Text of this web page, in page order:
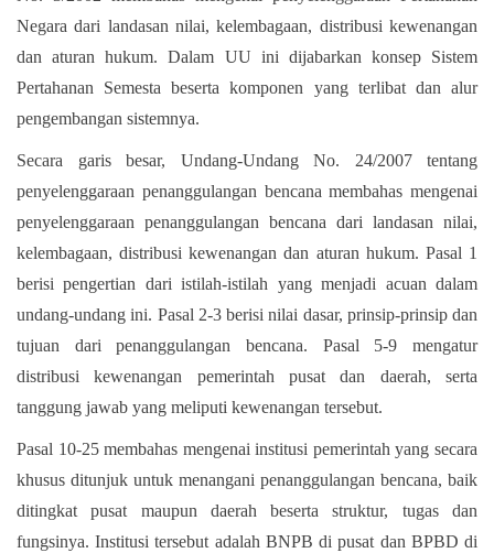
Negara dari landasan nilai, kelembagaan, distribusi kewenangan
dan aturan hukum. Dalam UU ini dijabarkan konsep Sistem
Pertahanan Semesta beserta komponen yang terlibat dan alur
pengembangan sistemnya.
Secara garis besar, Undang-Undang No. 24/2007 tentang
penyelenggaraan penanggulangan bencana membahas mengenai
penyelenggaraan penanggulangan bencana dari landasan nilai,
kelembagaan, distribusi kewenangan dan aturan hukum. Pasal 1
berisi pengertian dari istilah-istilah yang menjadi acuan dalam
undang-undang ini. Pasal 2-3 berisi nilai dasar, prinsip-prinsip dan
tujuan dari penanggulangan bencana. Pasal 5-9 mengatur
distribusi kewenangan pemerintah pusat dan daerah, serta
tanggung jawab yang meliputi kewenangan tersebut.
Pasal 10-25 membahas mengenai institusi pemerintah yang secara
khusus ditunjuk untuk menangani penanggulangan bencana, baik
ditingkat pusat maupun daerah beserta struktur, tugas dan
fungsinya. Institusi tersebut adalah BNPB di pusat dan BPBD di